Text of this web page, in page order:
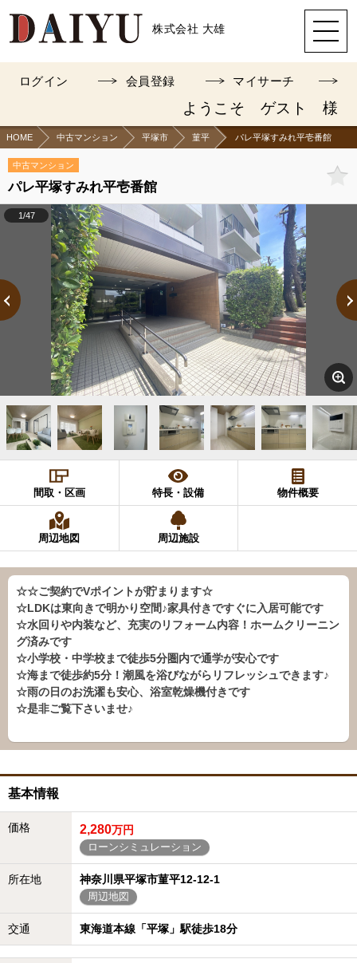
株式会社 大雄
ログイン 会員登録 マイサーチ
ようこそ ゲスト 様
HOME 中古マンション 平塚市 菫平 パレ平塚すみれ平壱番館
中古マンション
パレ平塚すみれ平壱番館
1/47
間取・区画 特長・設備 物件概要
周辺地図 周辺施設
☆☆ご契約でVポイントが貯まります☆
☆LDKは東向きで明かり空間♪家具付きですぐに入居可能です
☆水回りや内装など、充実のリフォーム内容！ホームクリーニン
グ済みです
☆小学校・中学校まで徒歩5分圏内で通学が安心です
☆海まで徒歩約5分！潮風を浴びながらリフレッシュできます♪
☆雨の日のお洗濯も安心、浴室乾燥機付きです
☆是非ご覧下さいませ♪
基本情報
価格 2,280万円
ローンシミュレーション
所在地 神奈川県平塚市菫平12-12-1
周辺地図
交通 東海道本線「平塚」駅徒歩18分